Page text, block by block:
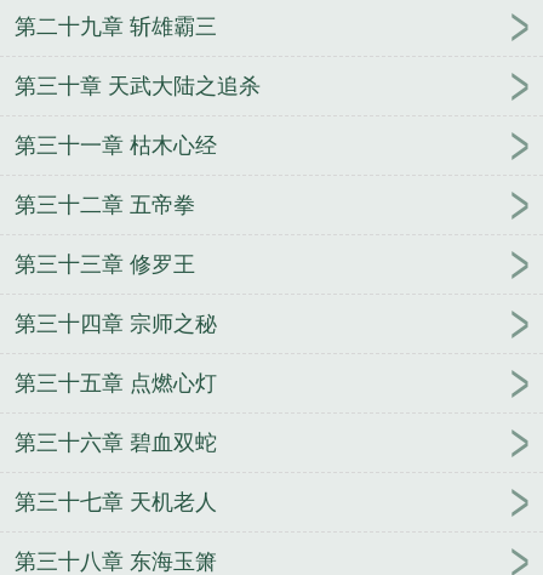
第二十九章 斩雄霸三
第三十章 天武大陆之追杀
第三十一章 枯木心经
第三十二章 五帝拳
第三十三章 修罗王
第三十四章 宗师之秘
第三十五章 点燃心灯
第三十六章 碧血双蛇
第三十七章 天机老人
第三十八章 东海玉箫